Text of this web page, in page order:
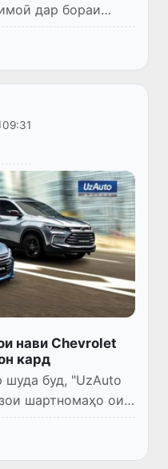
дар бораи
Cobalt и
соли ҷорӣ интизор
09:31
нави Chevrolet
кард
шуда буд, "UzAuto
шартномаҳо оид
барои
дод. Дар